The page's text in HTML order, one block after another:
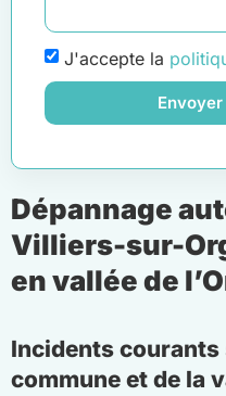
J'accepte la
Dépannage
Villiers-sur-
en vallée de
Incidents courants
commune et de la